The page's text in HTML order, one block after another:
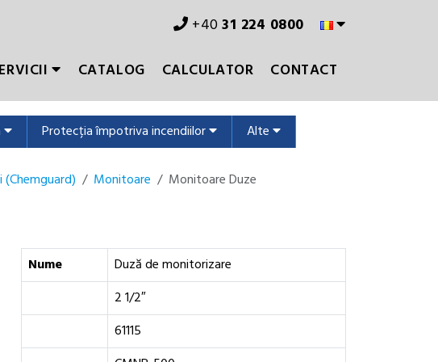
+4031 224 0800
CATALOG CALCULATOR CONTACT
Protecția împotriva incendiilor Alte
Monitoare Monitoare Duze
Nume
Duză de monitorizare
2 1/2″
61115